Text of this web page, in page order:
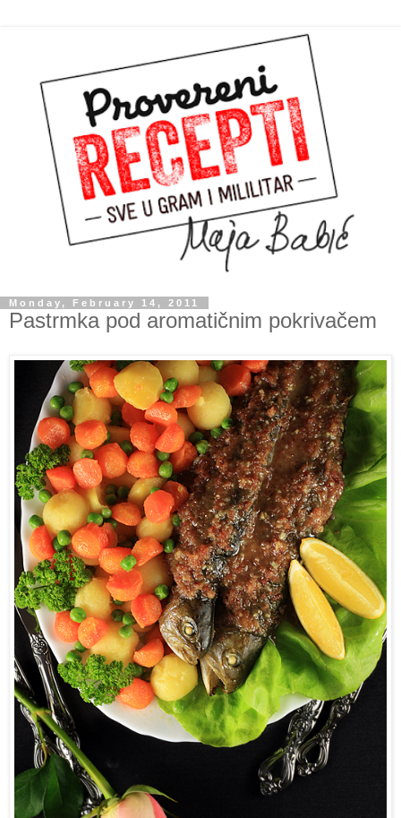
Monday, February 14, 2011
Pastrmka pod aromatičnim pokrivačem